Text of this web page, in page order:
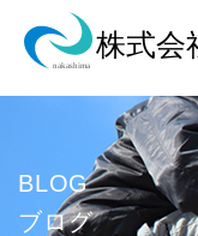
BLOG
ブログ